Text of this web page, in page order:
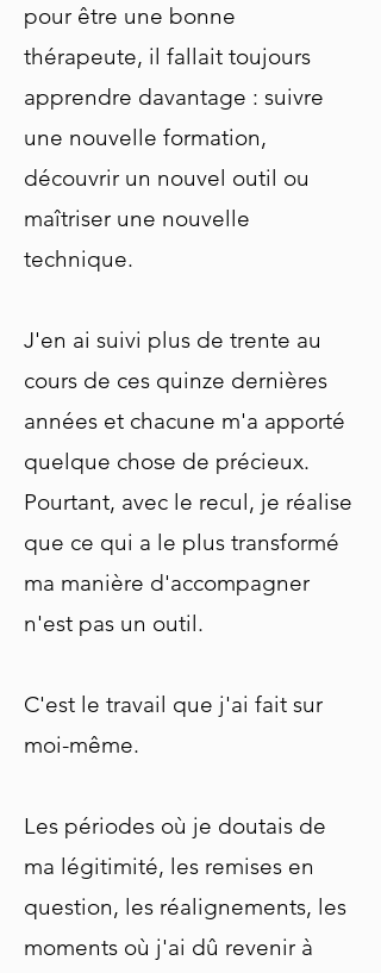
pour être une bonne
thérapeute, il fallait toujours
apprendre davantage : suivre
une nouvelle formation,
découvrir un nouvel outil ou
maîtriser une nouvelle
technique.
J'en ai suivi plus de trente au
cours de ces quinze dernières
années et chacune m'a apporté
quelque chose de précieux.
Pourtant, avec le recul, je réalise
que ce qui a le plus transformé
ma manière d'accompagner
n'est pas un outil.
C'est le travail que j'ai fait sur
moi-même.
Les périodes où je doutais de
ma légitimité, les remises en
question, les réalignements, les
moments où j'ai dû revenir à